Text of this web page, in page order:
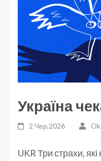
Україна
2 Чер,2026
UKR Три страхи,